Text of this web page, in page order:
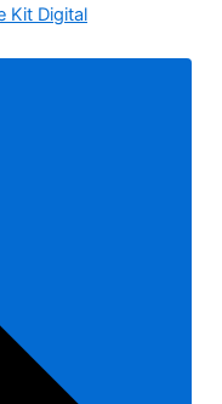
Kit Digital